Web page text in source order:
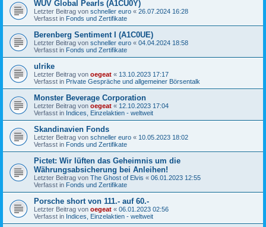
WUV Global Pearls (A1CU0Y)
Letzter Beitrag von schneller euro « 26.07.2024 16:28
Verfasst in Fonds und Zertifikate
Berenberg Sentiment I (A1C0UE)
Letzter Beitrag von schneller euro « 04.04.2024 18:58
Verfasst in Fonds und Zertifikate
ulrike
Letzter Beitrag von oegeat « 13.10.2023 17:17
Verfasst in Private Gespräche und allgemeiner Börsentalk
Monster Beverage Corporation
Letzter Beitrag von oegeat « 12.10.2023 17:04
Verfasst in Indices, Einzelaktien - weltweit
Skandinavien Fonds
Letzter Beitrag von schneller euro « 10.05.2023 18:02
Verfasst in Fonds und Zertifikate
Pictet: Wir lüften das Geheimnis um die
Währungsabsicherung bei Anleihen!
Letzter Beitrag von The Ghost of Elvis « 06.01.2023 12:55
Verfasst in Fonds und Zertifikate
Porsche short von 111.- auf 60.-
Letzter Beitrag von oegeat « 06.01.2023 02:56
Verfasst in Indices, Einzelaktien - weltweit